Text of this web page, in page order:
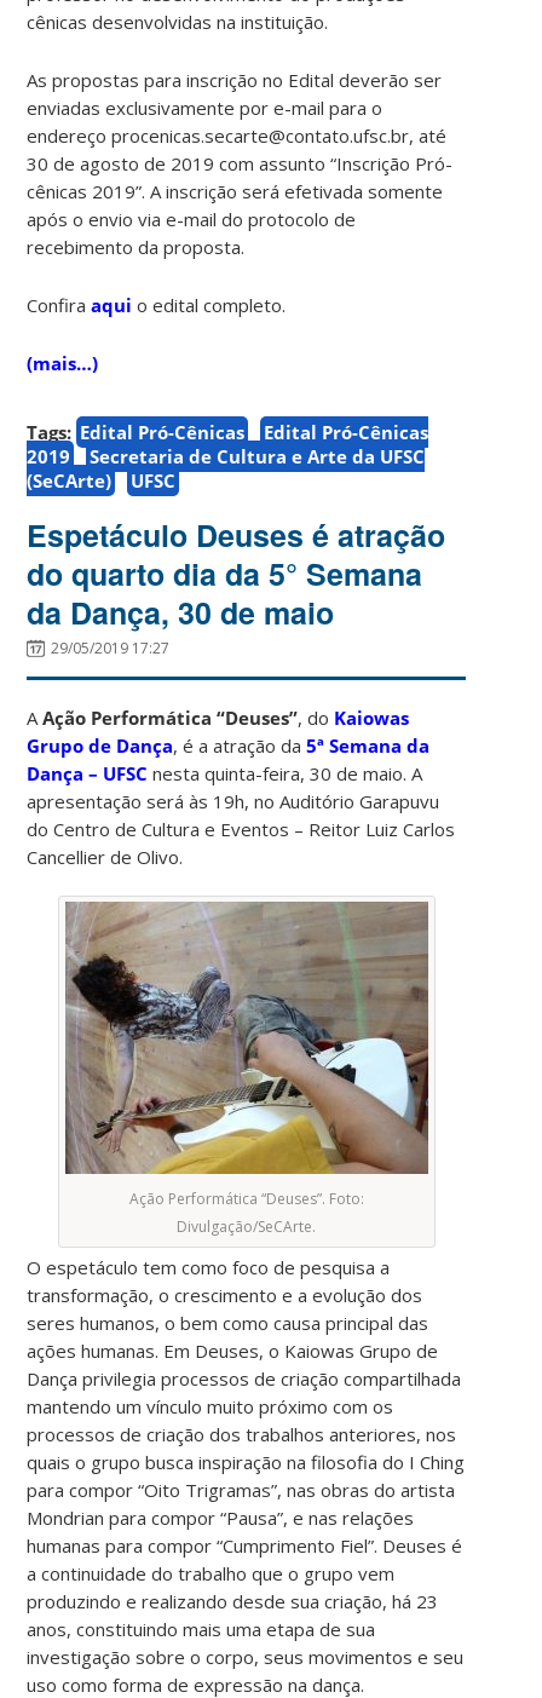
cênicas desenvolvidas na instituição.
As propostas para inscrição no Edital deverão ser
enviadas exclusivamente por e-mail para o
endereço procenicas.secarte@contato.ufsc.br, até
30 de agosto de 2019 com assunto “Inscrição Pró-
cênicas 2019”. A inscrição será efetivada somente
após o envio via e-mail do protocolo de
recebimento da proposta.
Confiraaqui o edital completo.
(mais…)
Tags: Edital Pró-Cênicas
Edital Pró-Cênicas
2019
Secretaria de Cultura e Arte da UFSC
(SeCArte)
UFSC
Espetáculo Deuses é atração
do quarto dia da 5° Semana
da Dança, 30 de maio
29/05/2019 17:27
AAção Performática “Deuses”, do Kaiowas
Grupo de Dança, é a atração da5ª Semana da
Dança – UFSCnesta quinta-feira, 30 de maio. A
apresentação será às 19h, no Auditório Garapuvu
do Centro de Cultura e Eventos – Reitor Luiz Carlos
Cancellier de Olivo.
Ação Performática “Deuses”. Foto:
Divulgação/SeCArte.
O espetáculo tem como foco de pesquisa a
transformação, o crescimento e a evolução dos
seres humanos, o bem como causa principal das
ações humanas. Em Deuses, o Kaiowas Grupo de
Dança privilegia processos de criação compartilhada
mantendo um vínculo muito próximo com os
processos de criação dos trabalhos anteriores, nos
quais o grupo busca inspiração na filosofia do I Ching
para compor “Oito Trigramas”, nas obras do artista
Mondrian para compor “Pausa”, e nas relações
humanas para compor “Cumprimento Fiel”. Deuses é
a continuidade do trabalho que o grupo vem
produzindo e realizando desde sua criação, há 23
anos, constituindo mais uma etapa de sua
investigação sobre o corpo, seus movimentos e seu
uso como forma de expressão na dança.